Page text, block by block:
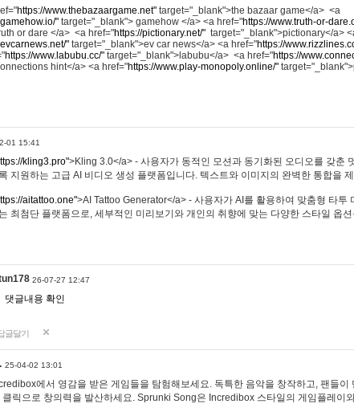
https://www.thebazaargame.net" target="_blank">the bazaar game</a> <a
" target="_blank"> gamehow </a> <a href="https://www.truth-or-
or dare </a> <a href="https://pictionary.net/" target="_blank">pictionary</a>
" target="_blank">ev car news</a> <a href="https://
https://www.labubu.cc/" target="_blank">labubu</a> <a href="https://
hint</a> <a href="https://www.play-monopoly.online/"
01 15:41
kling3.pro">Kling 3.0</a> - 사용자가 동적인 모션과 동기화된 오디오를 갖춘
지원하는 고급 AI 비디오 생성 플랫폼입니다. 텍스트와 이미지의 완벽한 통합을
aitattoo.one">AI Tattoo Generator</a> - 사용자가 AI를 활용하여 맞춤형 타투
최첨단 플랫폼으로, 세부적인 미리보기와 개인의 취향에 맞는 다양한 스타일 옵
26-07-27 12:47
댓글내용 확인
글달기
25-04-02 13:01
에서 영감을 받은 게임들을 탐험해보세요. 독특한 음악을 창작하고, 팬들이
클릭으로 창의력을 발산하세요. Sprunki Song은 Incredibox 스타일의 게임플레이